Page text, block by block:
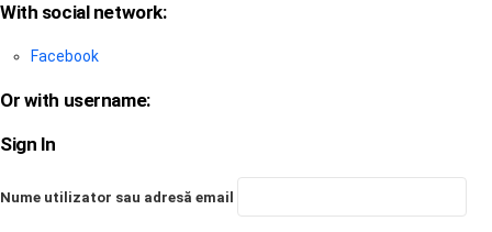
With social network:
Facebook
Or with username:
Sign In
Nume utilizator sau adresă email